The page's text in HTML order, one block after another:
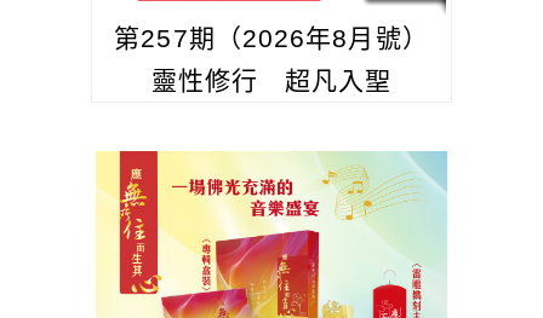
第257期（2026年8月號）
靈性修行 超凡入聖